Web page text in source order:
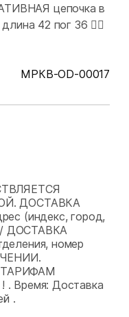
цепочка в
42 пог 36 👉🏻
МРКВ-OD-00017
ДОСТАВКА
(индекс, город,
/ ДОСТАВКА
номер
. Время: Доставка
.